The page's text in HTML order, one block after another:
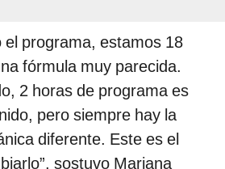
el programa, estamos 18
fórmula muy parecida.
2 horas de programa es
pero siempre hay la
diferente. Este es el
sostuvo Mariana